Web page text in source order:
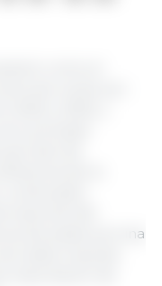
como el
y 2025, y
principal
de
de la
del
de peste porcina
impulse
importación de